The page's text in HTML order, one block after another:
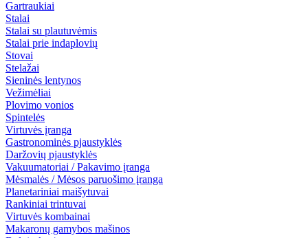
Gartraukiai
Stalai
Stalai su plautuvėmis
Stalai prie indaplovių
Stovai
Stelažai
Sieninės lentynos
Vežimėliai
Plovimo vonios
Spintelės
Virtuvės įranga
Gastronominės pjaustyklės
Daržovių pjaustyklės
Vakuumatoriai / Pakavimo įranga
Mėsmalės / Mėsos paruošimo įranga
Planetariniai maišytuvai
Rankiniai trintuvai
Virtuvės kombainai
Makaronų gamybos mašinos